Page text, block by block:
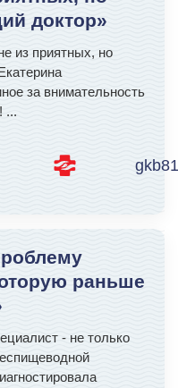
доктор»
из приятных, но
за внимательность
...
раньше
- не только